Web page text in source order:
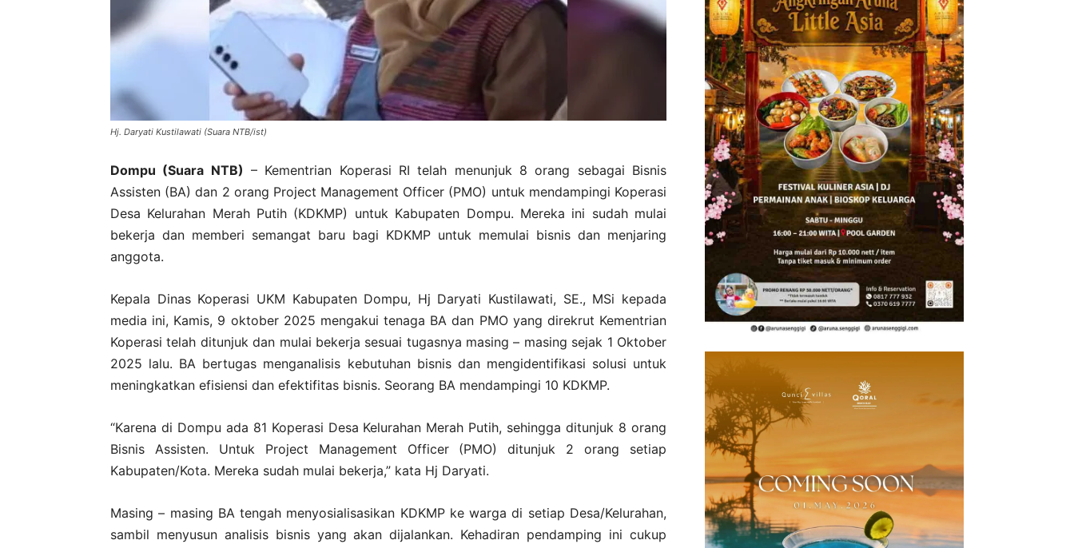
Hj. Daryati Kustilawati (Suara NTB/ist)
Dompu (Suara NTB) – Kementrian Koperasi RI telah menunjuk 8 orang sebagai Bisnis
Assisten (BA) dan 2 orang Project Management Officer (PMO) untuk mendampingi Koperasi
Desa Kelurahan Merah Putih (KDKMP) untuk Kabupaten Dompu. Mereka ini sudah mulai
bekerja dan memberi semangat baru bagi KDKMP untuk memulai bisnis dan menjaring
anggota.
Kepala Dinas Koperasi UKM Kabupaten Dompu, Hj Daryati Kustilawati, SE., MSi kepada
media ini, Kamis, 9 oktober 2025 mengakui tenaga BA dan PMO yang direkrut Kementrian
Koperasi telah ditunjuk dan mulai bekerja sesuai tugasnya masing – masing sejak 1 Oktober
2025 lalu. BA bertugas menganalisis kebutuhan bisnis dan mengidentifikasi solusi untuk
meningkatkan efisiensi dan efektifitas bisnis. Seorang BA mendampingi 10 KDKMP.
“Karena di Dompu ada 81 Koperasi Desa Kelurahan Merah Putih, sehingga ditunjuk 8 orang
Bisnis Assisten. Untuk Project Management Officer (PMO) ditunjuk 2 orang setiap
Kabupaten/Kota. Mereka sudah mulai bekerja,” kata Hj Daryati.
Masing – masing BA tengah menyosialisasikan KDKMP ke warga di setiap Desa/Kelurahan,
sambil menyusun analisis bisnis yang akan dijalankan. Kehadiran pendamping ini cukup